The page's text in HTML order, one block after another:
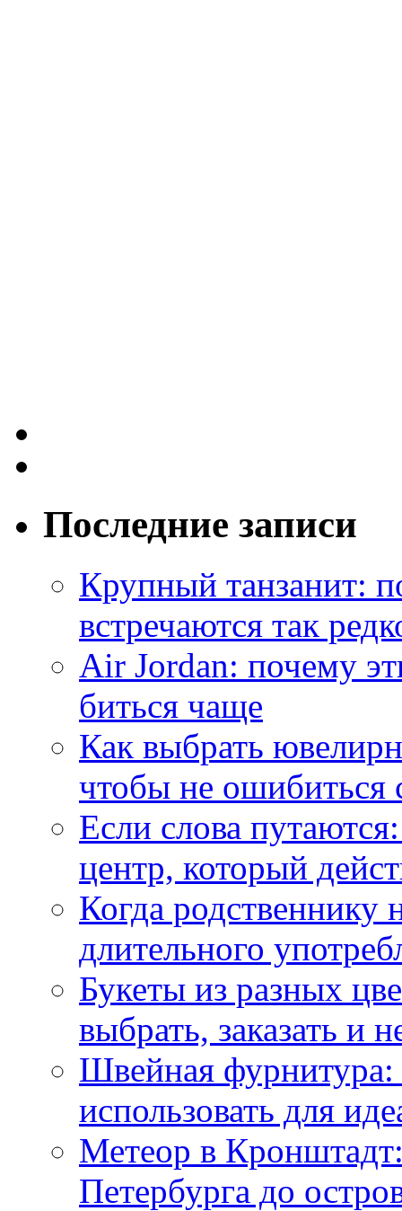
Последние записи
Крупный танзанит:
встречаются так
Air Jordan: почему
биться чаще
Как выбрать
чтобы не ошибиться
Если слова
центр, который
Когда
длительного
Букеты из разных
выбрать, заказать и
Швейная фурнитура:
использовать для
Метеор в
Петербурга до